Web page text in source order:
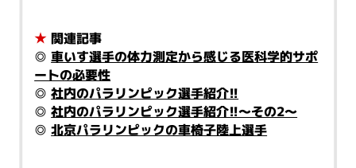
★ 関連記事
◎車いす選手の体力測定から感じる医科学的サポ
ートの必要性
◎社内のパラリンピック選手紹介!!
◎社内のパラリンピック選手紹介!!～その2～
◎北京パラリンピックの車椅子陸上選手